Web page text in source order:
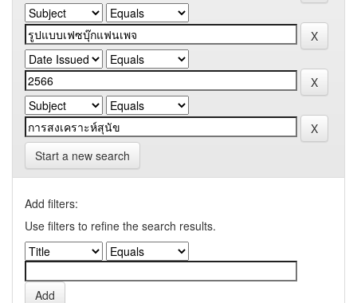
Start a new search
Add filters:
Use filters to refine the search results.